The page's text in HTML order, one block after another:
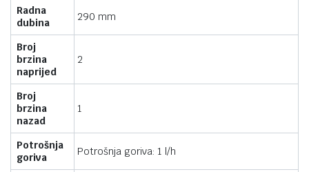
Radna
dubina
290 mm
Broj
brzina
naprijed
2
Broj
brzina
nazad
1
Potrošnja
goriva
Potrošnja goriva: 1 l/h